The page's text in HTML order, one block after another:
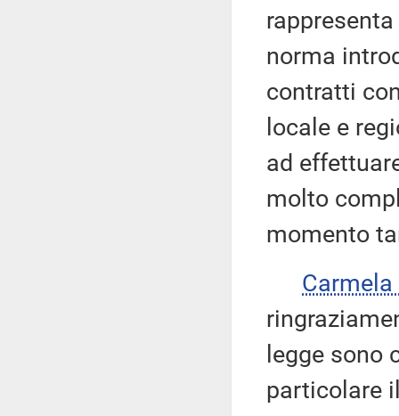
norma
contratti
locale e
ad
molto
momento
Carmela
legge sono
particolare